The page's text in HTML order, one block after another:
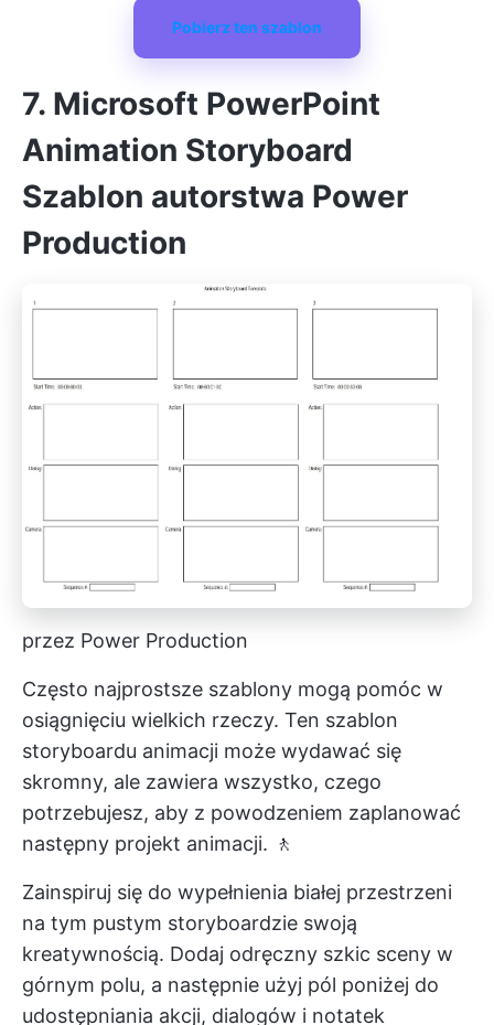
Pobierz ten szablon
7. Microsoft PowerPoint
Animation Storyboard
Szablon autorstwa Power
Production
przez Power Production
Często najprostsze szablony mogą pomóc w
osiągnięciu wielkich rzeczy. Ten szablon
storyboardu animacji może wydawać się
skromny, ale zawiera wszystko, czego
potrzebujesz, aby z powodzeniem zaplanować
następny projekt animacji. 🚶
Zainspiruj się do wypełnienia białej przestrzeni
na tym pustym storyboardzie swoją
kreatywnością. Dodaj odręczny szkic sceny w
górnym polu, a następnie użyj pól poniżej do
udostępniania akcji, dialogów i notatek